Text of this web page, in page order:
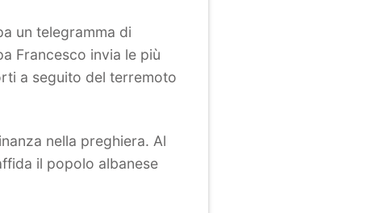
un telegramma di
Francesco invia le più
a seguito del terremoto
nella preghiera. Al
il popolo albanese